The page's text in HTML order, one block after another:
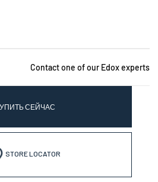
Contact one of our Edox experts
СЕЙЧАС
STORE LOCATOR